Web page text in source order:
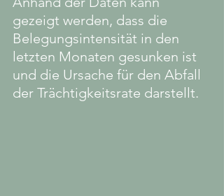
gezeigt werden, dass die
Belegungsintensität in den
letzten Monaten gesunken ist
und die Ursache für den Abfall
der Trächtigkeitsrate darstellt.